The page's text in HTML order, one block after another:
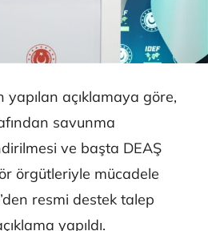
yapılan açıklamaya göre,
savunma
ve başta DEAŞ
örgütleriyle mücadele
resmi destek talep
yapıldı.